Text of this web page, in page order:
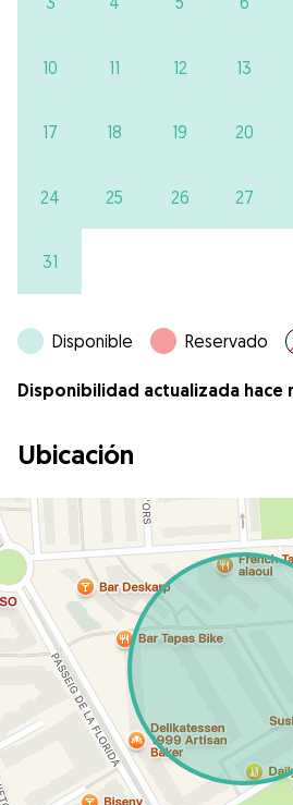
10 11 12 13
17 18 19 20
24 25 26 27
31
Disponible Reservado
Disponibilidad actualizada hace
Ubicación